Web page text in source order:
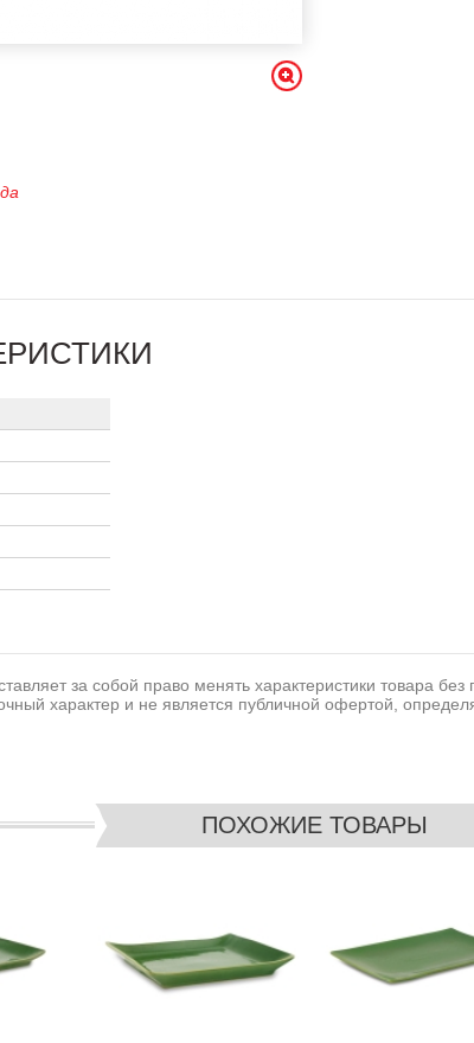
за собой право менять характеристики товара
характер и не является публичной офертой,
ПОХОЖИЕ ТОВАРЫ